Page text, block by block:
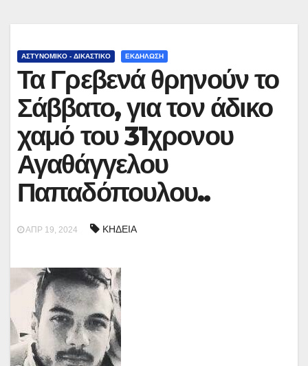
ΑΣΤΥΝΟΜΙΚΟ - ΔΙΚΑΣΤΙΚΟ ΕΚΔΗΛΩΣΗ
Τα Γρεβενά θρηνούν το
Σάββατο, για τον άδικο
χαμό του 31χρονου
Αγαθάγγελου
Παπαδόπουλου..
ΑΠΡ 19, 2024 ΚΗΔΕΙΑ